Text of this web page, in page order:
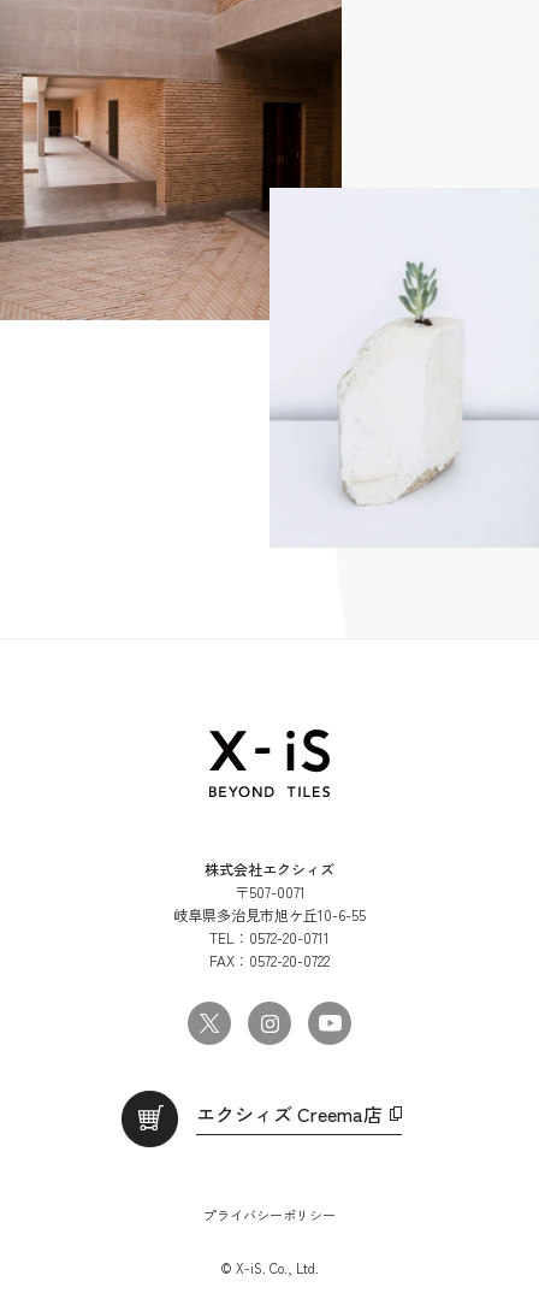
株式会社エクシィズ
〒507-0071
岐阜県多治見市旭ケ丘10-6-55
TEL： 0572-20-0711
FAX： 0572-20-0722
エクシィズ Creema店
プライバシーポリシー
© X-iS. Co., Ltd.